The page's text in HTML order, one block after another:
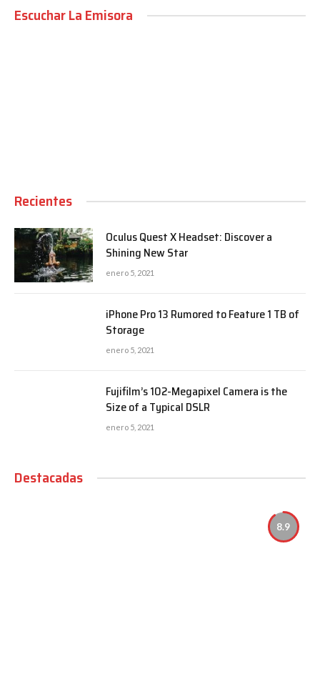
Escuchar La Emisora
Recientes
Oculus Quest X Headset: Discover a
Shining New Star
enero 5, 2021
iPhone Pro 13 Rumored to Feature 1 TB of
Storage
enero 5, 2021
Fujifilm’s 102-Megapixel Camera is the
Size of a Typical DSLR
enero 5, 2021
Destacadas
8.9